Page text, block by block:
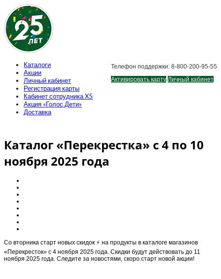
Телефон поддержки: 8-800-200-95-55
Активировать карту Личный кабинет
Каталоги
Акции
Личный кабинет
Регистрация карты
Кабинет сотрудника X5
Акция «Голос Дети»
Доставка
Каталог «Перекрестка» с 4 по 10
ноября 2025 года
Cо вторника старт новыx скидок ⚡️ на продукты в каталоге магазинов
«Перекресток» с 4 ноября 2025 года. Скидки будут действовать до 11
ноября 2025 года. Следите за новостями, скоро старт новой акции!